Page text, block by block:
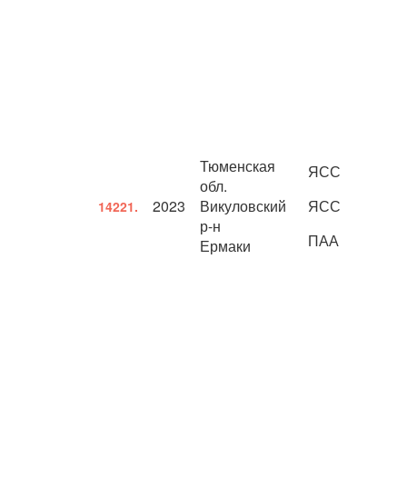
14221. 2023
Тюменская
обл.
Викуловский
р-н
Ермаки
ЯСС
ЯСС
ПАА